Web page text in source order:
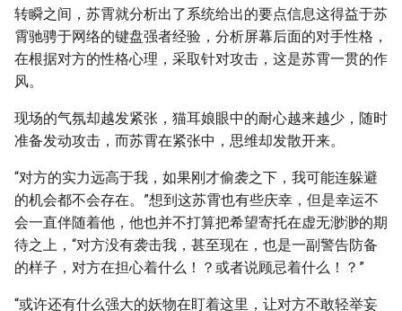
转瞬之间，苏霄就分析出了系统给出的要点信息这得益于苏
霄驰骋于网络的键盘强者经验，分析屏幕后面的对手性格，
在根据对方的性格心理，采取针对攻击，这是苏霄一贯的作
风。
现场的气氛却越发紧张，猫耳娘眼中的耐心越来越少，随时
准备发动攻击，而苏霄在紧张中，思维却发散开来。
“对方的实力远高于我，如果刚才偷袭之下，我可能连躲避
的机会都不会存在。”想到这苏霄也有些庆幸，但是幸运不
会一直伴随着他，他也并不打算把希望寄托在虚无渺渺的期
待之上，“对方没有袭击我，甚至现在，也是一副警告防备
的样子，对方在担心着什么！？或者说顾忌着什么！？”
“或许还有什么强大的妖物在盯着这里，让对方不敢轻举妄